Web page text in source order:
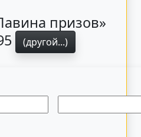
призов»
(другой...)